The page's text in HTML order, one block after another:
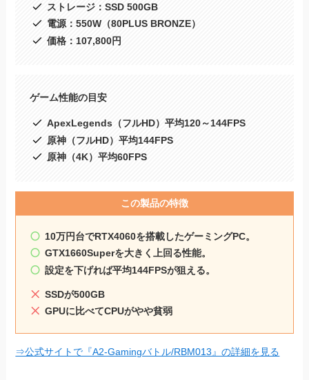
ストレージ：SSD 500GB
電源：550W（80PLUS BRONZE）
価格：107,800円
ゲーム性能の目安
ApexLegends（フルHD）平均120～144FPS
原神（フルHD）平均144FPS
原神（4K）平均60FPS
この製品の特徴
10万円台でRTX4060を搭載したゲーミングPC。
GTX1660Superを大きく上回る性能。
設定を下げれば平均144FPSが狙える。
SSDが500GB
GPUに比べてCPUがやや貧弱
⇒公式サイトで『A2-Gamingバトル/RBM013』の詳細を見る